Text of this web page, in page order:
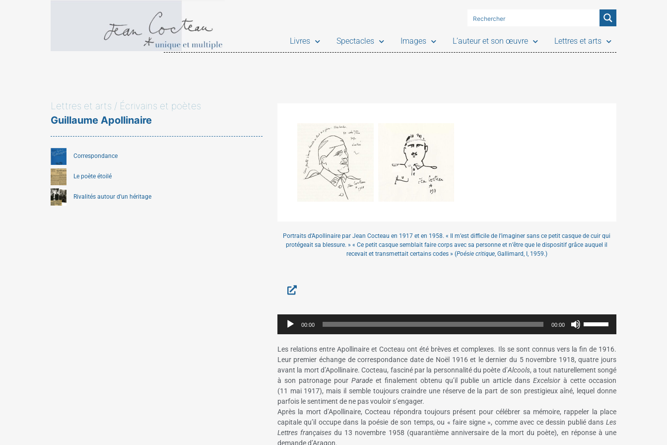
Livres Spectacles Images L’auteur et son œuvre Lettres et arts
Lettres et arts / Écrivains et poètes
Guillaume Apollinaire
Correspondance
Le poète étoilé
Rivalités autour d’un héritage
Portraits d’Apollinaire par Jean Cocteau en 1917 et en 1958. « Il m’est difficile de l’imaginer sans ce petit casque de cuir qui
protégeait sa blessure. » « Ce petit casque semblait faire corps avec sa personne et n’être que le dispositif grâce auquel il
recevait et transmettait certains codes » (Poésie critique, Gallimard, I, 1959.)
Lecteur
audio
00:00 00:00
haut/bas
pour
augmenter
ou
le
volume.
Les relations entre Apollinaire et Cocteau ont été brèves et complexes. Ils se sont connus vers la fin de 1916.
Leur premier échange de correspondance date de Noël 1916 et le dernier du 5 novembre 1918, quatre jours
avant la mort d’Apollinaire. Cocteau, fasciné par la personnalité du poète d’Alcools, a tout naturellement songé
à son patronage pour Paradeet finalement obtenu qu’il publie un article dans Excelsiorà cette occasion
(11 mai 1917), mais il semble toujours craindre une réserve de la part de son prestigieux aîné, lequel donne
parfois le sentiment de ne pas vouloir s’engager.
Après la mort d’Apollinaire, Cocteau répondra toujours présent pour célébrer sa mémoire, rappeler la place
capitale qu’il occupe dans la poésie de son temps, ou « faire signe », comme avec ce dessin publié dans Les
Lettres françaisesdu 13 novembre 1958 (quarantième anniversaire de la mort du poète), en réponse à une
demande d’Aragon.